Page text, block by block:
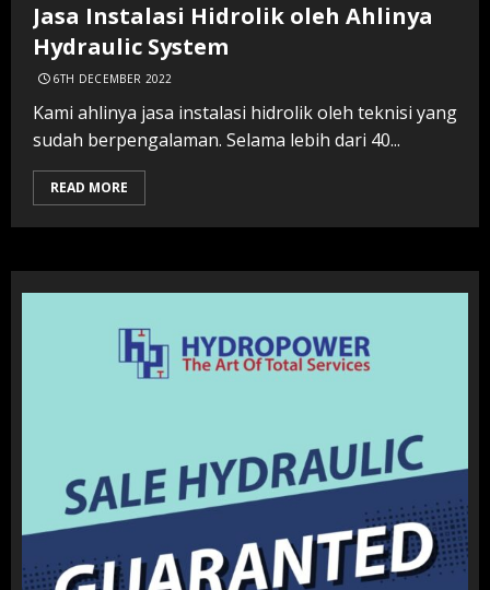
Jasa Instalasi Hidrolik oleh Ahlinya
Hydraulic System
6TH DECEMBER 2022
Kami ahlinya jasa instalasi hidrolik oleh teknisi yang
sudah berpengalaman. Selama lebih dari 40...
READ MORE